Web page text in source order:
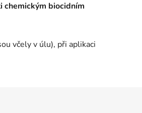
chemickým biocidním
včely v úlu), při aplikaci